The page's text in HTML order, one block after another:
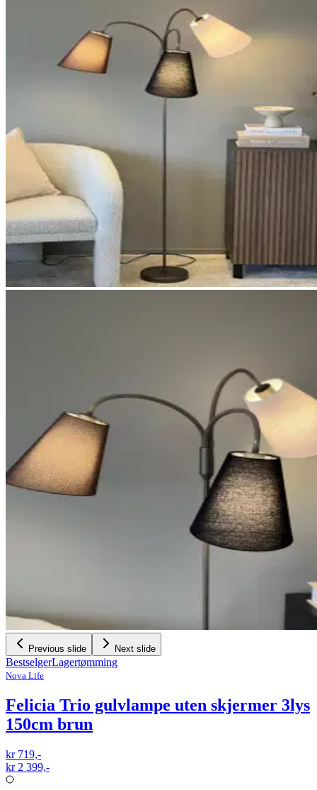
Previous slide Next slide
BestselgerLagertømming
Nova Life
Felicia Trio gulvlampe uten skjermer 3lys
150cm brun
kr 719,-
kr 2 399,-